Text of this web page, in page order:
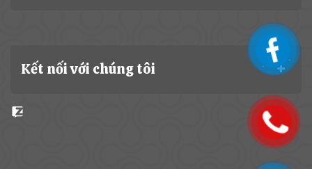
Kết nối với chúng tôi